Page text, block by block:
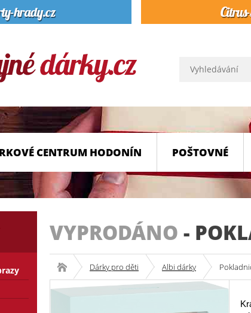
CENTRUM HODONÍN POŠTOVNÉ
VYPRODÁNO -
Dárky pro děti Albi dárky